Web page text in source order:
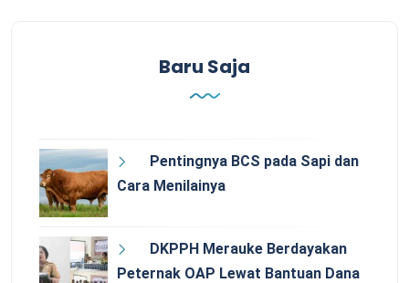
Baru Saja
Pentingnya BCS pada Sapi dan
Cara Menilainya
DKPPH Merauke Berdayakan
Peternak OAP Lewat Bantuan Dana